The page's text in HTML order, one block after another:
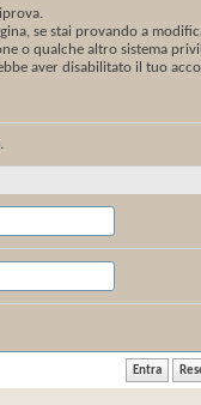
se stai provando a
o qualche altro sistema
aver disabilitato il tuo